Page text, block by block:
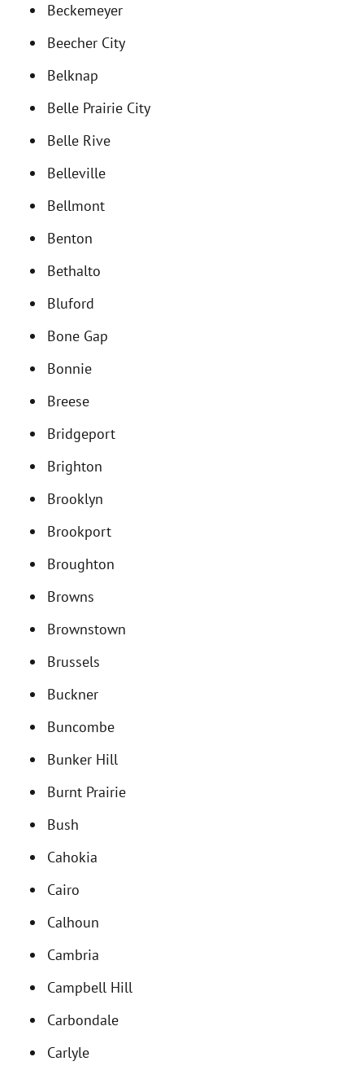
Beckemeyer
Beecher City
Belknap
Belle Prairie City
Belle Rive
Belleville
Bellmont
Benton
Bethalto
Bluford
Bone Gap
Bonnie
Breese
Bridgeport
Brighton
Brooklyn
Brookport
Broughton
Browns
Brownstown
Brussels
Buckner
Buncombe
Bunker Hill
Burnt Prairie
Bush
Cahokia
Cairo
Calhoun
Cambria
Campbell Hill
Carbondale
Carlyle